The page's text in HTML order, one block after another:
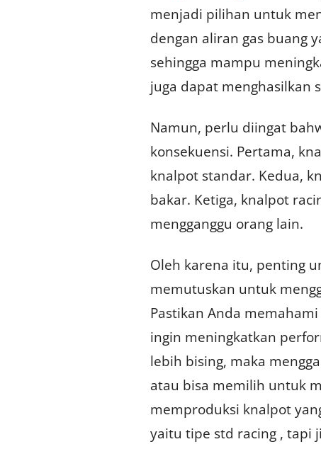
menjadi pilihan untuk
dengan aliran gas buang
sehingga mampu
juga dapat menghasilkan
Namun, perlu diingat
konsekuensi. Pertama,
knalpot standar. Kedua,
bakar. Ketiga, knalpot
mengganggu orang lain.
Oleh karena itu, penting
memutuskan untuk
Pastikan Anda
ingin meningkatkan
lebih bising, maka
atau bisa memilih untuk
memproduksi knalpot
yaitu tipe std racing , tapi